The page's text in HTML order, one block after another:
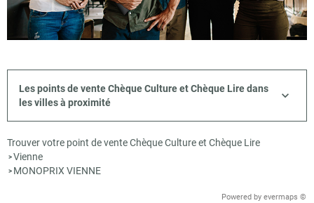
Les points de vente Chèque Culture et Chèque Lire dans
les villes à proximité
Trouver votre point de vente Chèque Culture et Chèque Lire
>Vienne
> MONOPRIX VIENNE
Powered by evermaps ©